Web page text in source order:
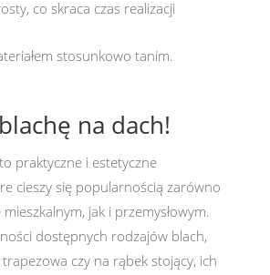
co skraca czas realizacji
stosunkowo tanim.
na dach!
praktyczne i estetyczne
cieszy się popularnością zarówno
jak i przemysłowym.
dostępnych rodzajów blach,
czy na rąbek stojący, ich